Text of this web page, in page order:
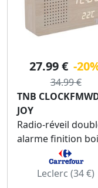
27.99 € -
34.99 €
TNB
JOY
Radio-réveil
alarme finition
Leclerc (34 €)